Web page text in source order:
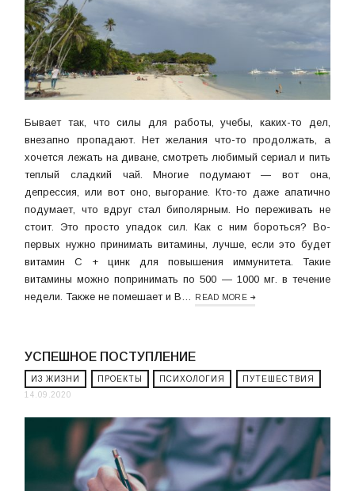
Бывает так, что силы для работы, учебы, каких-то дел,
внезапно пропадают. Нет желания что-то продолжать, а
хочется лежать на диване, смотреть любимый сериал и пить
теплый сладкий чай. Многие подумают — вот она,
депрессия, или вот оно, выгорание. Кто-то даже апатично
подумает, что вдруг стал биполярным. Но переживать не
стоит. Это просто упадок сил. Как с ним бороться? Во-
первых нужно принимать витамины, лучше, если это будет
витамин C + цинк для повышения иммунитета. Такие
витамины можно попринимать по 500 — 1000 мг. в течение
недели. Также не помешает и B…
READ MORE
УСПЕШНОЕ ПОСТУПЛЕНИЕ
ИЗ ЖИЗНИ ПРОЕКТЫ ПСИХОЛОГИЯ
ПУТЕШЕСТВИЯ
14.09.2020